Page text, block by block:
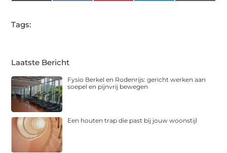
Tags:
Laatste Bericht
Fysio Berkel en Rodenrijs: gericht werken aan
soepel en pijnvrij bewegen
Een houten trap die past bij jouw woonstijl